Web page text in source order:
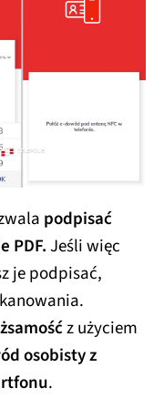
podpisać
PDF.Jeśli więc
je podpisać,
z użyciem
osobisty z
.